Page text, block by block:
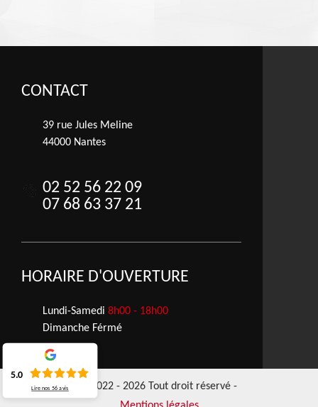
CONTACT
39 rue Jules Meline
44000 Nantes
02 52 56 22 09
07 68 63 37 21
HORAIRE D'OUVERTURE
Lundi-Samedi 8h00 - 18h00
Dimanche Férmé
©2022 - 2026 Tout droit réservé -
5.0
Lire nos56 avis